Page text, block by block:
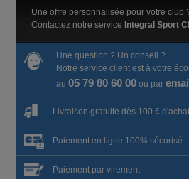
Une offre personnalisée pour votre club
Contactez notre service Integral Sport
Une question ? Un conseil ?
Notre service client est à votre
au 05 79 80 60 00ou par
Livraison gratuite dès 100 €
Paiement en ligne 100% sécurisé
Paiement par virement